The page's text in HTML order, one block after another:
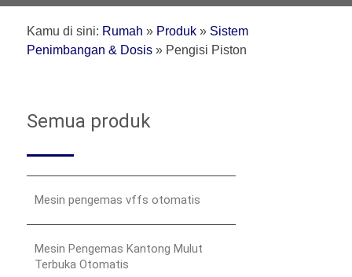
Kamu di sini: Rumah » Produk » Sistem
Penimbangan & Dosis » Pengisi Piston
Semua produk
Mesin pengemas vffs otomatis
Mesin Pengemas Kantong Mulut
Terbuka Otomatis